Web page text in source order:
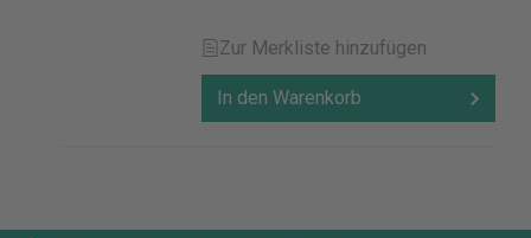
Zur Merkliste hinzufügen
In den Warenkorb